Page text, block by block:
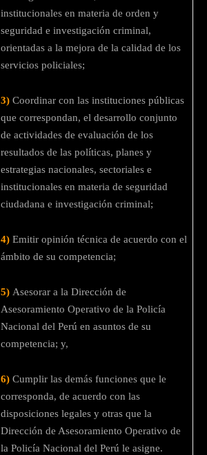
institucionales en materia de orden y
seguridad e investigación criminal,
orientadas a la mejora de la calidad de los
servicios policiales;
3) Coordinar con las instituciones públicas
que correspondan, el desarrollo conjunto
de actividades de evaluación de los
resultados de las políticas, planes y
estrategias nacionales, sectoriales e
institucionales en materia de seguridad
ciudadana e investigación criminal;
4) Emitir opinión técnica de acuerdo con el
ámbito de su competencia;
5) Asesorar a la Dirección de
Asesoramiento Operativo de la Policía
Nacional del Perú en asuntos de su
competencia; y,
6) Cumplir las demás funciones que le
corresponda, de acuerdo con las
disposiciones legales y otras que la
Dirección de Asesoramiento Operativo de
la Policía Nacional del Perú le asigne.